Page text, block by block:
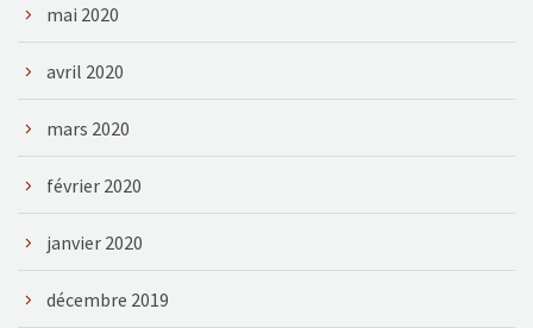
mai 2020
avril 2020
mars 2020
février 2020
janvier 2020
décembre 2019